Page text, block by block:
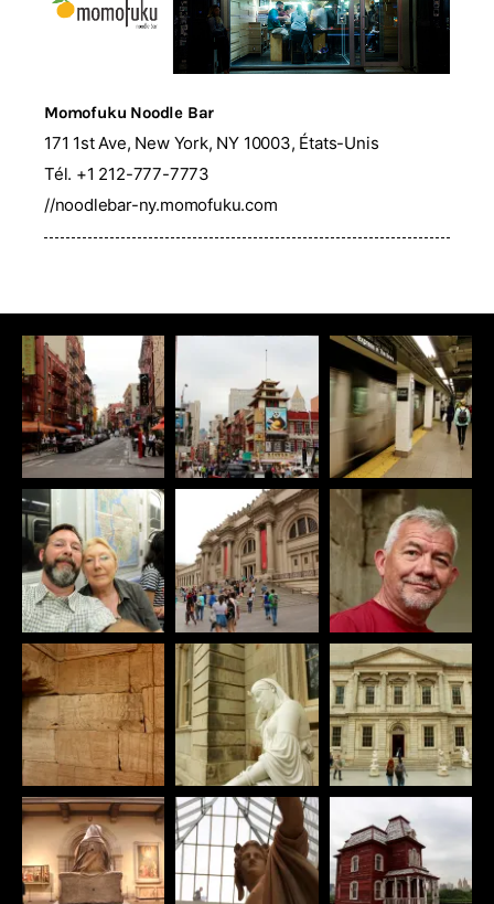
Momofuku Noodle Bar
171 1st Ave, New York, NY 10003, États-Unis
Tél. +1 212-777-7773
//noodlebar-ny.momofuku.com